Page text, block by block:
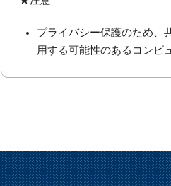
プライバシー保護のため、
用する可能性のあるコンピ